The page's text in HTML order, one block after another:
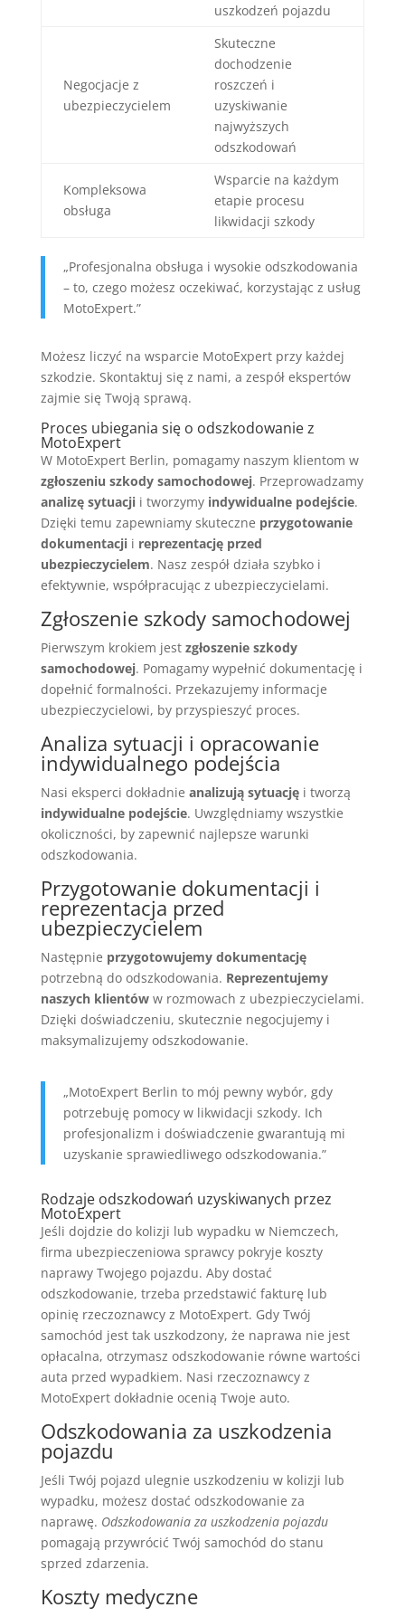
uszkodzeń pojazdu
Negocjacje z
ubezpieczycielem
Skuteczne
dochodzenie
roszczeń i
uzyskiwanie
najwyższych
odszkodowań
Kompleksowa
obsługa
Wsparcie na każdym
etapie procesu
likwidacji szkody
„Profesjonalna obsługa i wysokie odszkodowania
– to, czego możesz oczekiwać, korzystając z usług
MotoExpert.”
Możesz liczyć na wsparcie MotoExpert przy każdej
szkodzie. Skontaktuj się z nami, a zespół ekspertów
zajmie się Twoją sprawą.
Proces ubiegania się o odszkodowanie z
MotoExpert
W MotoExpert Berlin, pomagamy naszym klientom w
zgłoszeniu szkody samochodowej. Przeprowadzamy
analizę sytuacjii tworzymy indywidualne podejście.
Dzięki temu zapewniamy skuteczne przygotowanie
dokumentacjii reprezentację przed
ubezpieczycielem. Nasz zespół działa szybko i
efektywnie, współpracując z ubezpieczycielami.
Zgłoszenie szkody samochodowej
Pierwszym krokiem jest zgłoszenie szkody
samochodowej. Pomagamy wypełnić dokumentację i
dopełnić formalności. Przekazujemy informacje
ubezpieczycielowi, by przyspieszyć proces.
Analiza sytuacji i opracowanie
indywidualnego podejścia
Nasi eksperci dokładnie analizują sytuacjęi tworzą
indywidualne podejście. Uwzględniamy wszystkie
okoliczności, by zapewnić najlepsze warunki
odszkodowania.
Przygotowanie dokumentacji i
reprezentacja przed
ubezpieczycielem
Następnie przygotowujemy dokumentację
potrzebną do odszkodowania. Reprezentujemy
naszych klientóww rozmowach z ubezpieczycielami.
Dzięki doświadczeniu, skutecznie negocjujemy i
maksymalizujemy odszkodowanie.
„MotoExpert Berlin to mój pewny wybór, gdy
potrzebuję pomocy w likwidacji szkody. Ich
profesjonalizm i doświadczenie gwarantują mi
uzyskanie sprawiedliwego odszkodowania.”
Rodzaje odszkodowań uzyskiwanych przez
MotoExpert
Jeśli dojdzie do kolizji lub wypadku w Niemczech,
firma ubezpieczeniowa sprawcy pokryje koszty
naprawy Twojego pojazdu. Aby dostać
odszkodowanie, trzeba przedstawić fakturę lub
opinię rzeczoznawcy z MotoExpert. Gdy Twój
samochód jest tak uszkodzony, że naprawa nie jest
opłacalna, otrzymasz odszkodowanie równe wartości
auta przed wypadkiem. Nasi rzeczoznawcy z
MotoExpert dokładnie ocenią Twoje auto.
Odszkodowania za uszkodzenia
pojazdu
Jeśli Twój pojazd ulegnie uszkodzeniu w kolizji lub
wypadku, możesz dostać odszkodowanie za
naprawę. Odszkodowania za uszkodzenia pojazdu
pomagają przywrócić Twój samochód do stanu
sprzed zdarzenia.
Koszty medyczne